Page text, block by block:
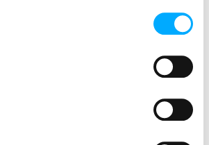
kad daba rimstas, un cilvēki tiek
uz paveikto un sapņot par to, kas
diena ir kā simbolisks tilts starp pagātni
ir bijis. Tā ir arī iespēja piedot sev